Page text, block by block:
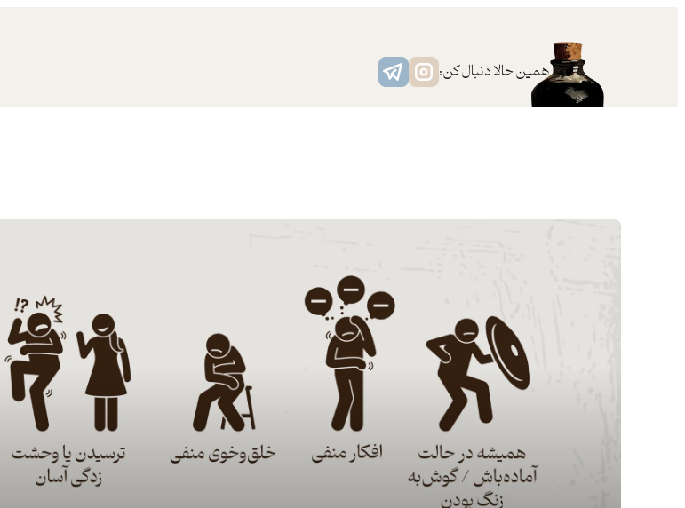
همین حالا دنبال کن: